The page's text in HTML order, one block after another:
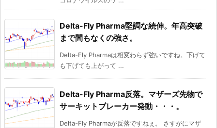
Delta-Fly Pharma堅調な続伸。年高突破
まで間もなくの強さ。
Delta-Fly Pharmaは相変わらず強いですね。下げて
も下げても上がって ...
Delta-Fly Pharma反落。マザーズ先物で
サーキットブレーカー発動・・・。
Delta-Fly Pharmaが反落ですねぇ。 さすがにマザ